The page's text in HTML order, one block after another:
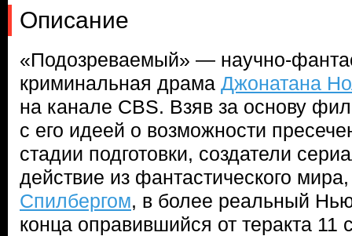
Описание
«Подозреваемый» — научно-
криминальная драма Джонатана
на канале CBS. Взяв за основу
с его идеей о возможности
стадии подготовки, создатели
действие из фантастического
Спилбергом, в более реальный
конца оправившийся от теракта 11